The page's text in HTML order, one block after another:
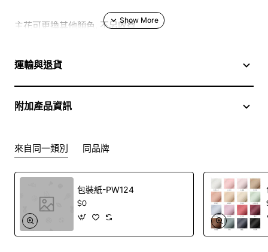
主花可更換其他顏色, 不另收費
於花店訂花, 隨花束附送精美心意咭一張, 歡迎到本花店查詢
訂購鮮花及手工製品前,為保障客戶利益,請閱讀 條款及細則
此花束價格不適用於(情人節期間 4/2-16/2)
運輸與退貨
附加產品資訊
來自同一類別 同品牌
包裝紙-PW124
$0